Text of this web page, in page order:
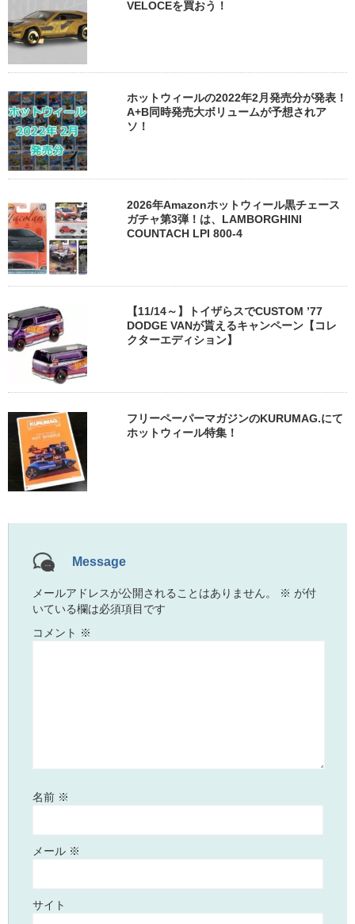
VELOCEを買おう！
ホットウィールの2022年2月発売分が発表！
A+B同時発売大ボリュームが予想されア
ソ！
2026年Amazonホットウィール黒チェース
ガチャ第3弾！は、LAMBORGHINI
COUNTACH LPI 800-4
【11/14～】トイザらスでCUSTOM ’77
DODGE VANが貰えるキャンペーン【コレ
クターエディション】
フリーペーパーマガジンのKURUMAG.にて
ホットウィール特集！
Message
メールアドレスが公開されることはありません。 ※ が付
いている欄は必須項目です
コメント ※
名前 ※
メール ※
サイト